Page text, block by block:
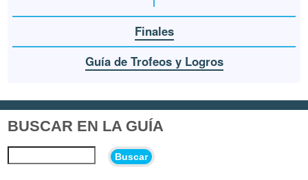
Finales
Guía de Trofeos y Logros
BUSCAR EN LA GUÍA
Buscar